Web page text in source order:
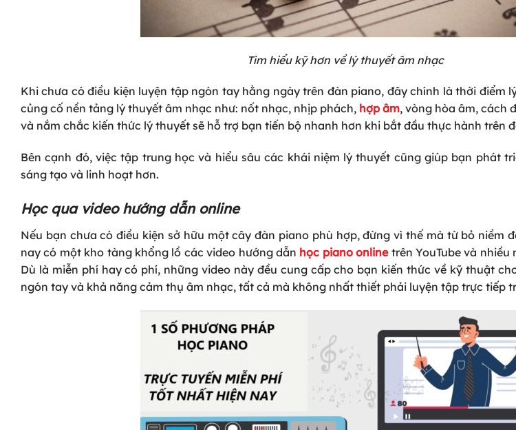
Tìm hiểu kỹ hơn về lý thuyết âm nhạc
Khi chưa có điều kiện luyện tập ngón tay hằng ngày trên đàn piano, đây chính là thời điểm
củng cố nền tảng lý thuyết âm nhạc như: nốt nhạc, nhịp phách, hợp âm, vòng hòa âm, cách
và nắm chắc kiến thức lý thuyết sẽ hỗ trợ bạn tiến bộ nhanh hơn khi bắt đầu thực hành trên
Bên cạnh đó, việc tập trung học và hiểu sâu các khái niệm lý thuyết cũng giúp bạn phát
sáng tạo và linh hoạt hơn.
Học qua video hướng dẫn online
Nếu bạn chưa có điều kiện sở hữu một cây đàn piano phù hợp, đừng vì thế mà từ bỏ niềm
nay có một kho tàng khổng lồ các video hướng dẫn học piano online trên YouTube và
Dù là miễn phí hay có phí, những video này đều cung cấp cho bạn kiến thức về kỹ thuật
ngón tay và khả năng cảm thụ âm nhạc, tất cả mà không nhất thiết phải luyện tập trực tiếp